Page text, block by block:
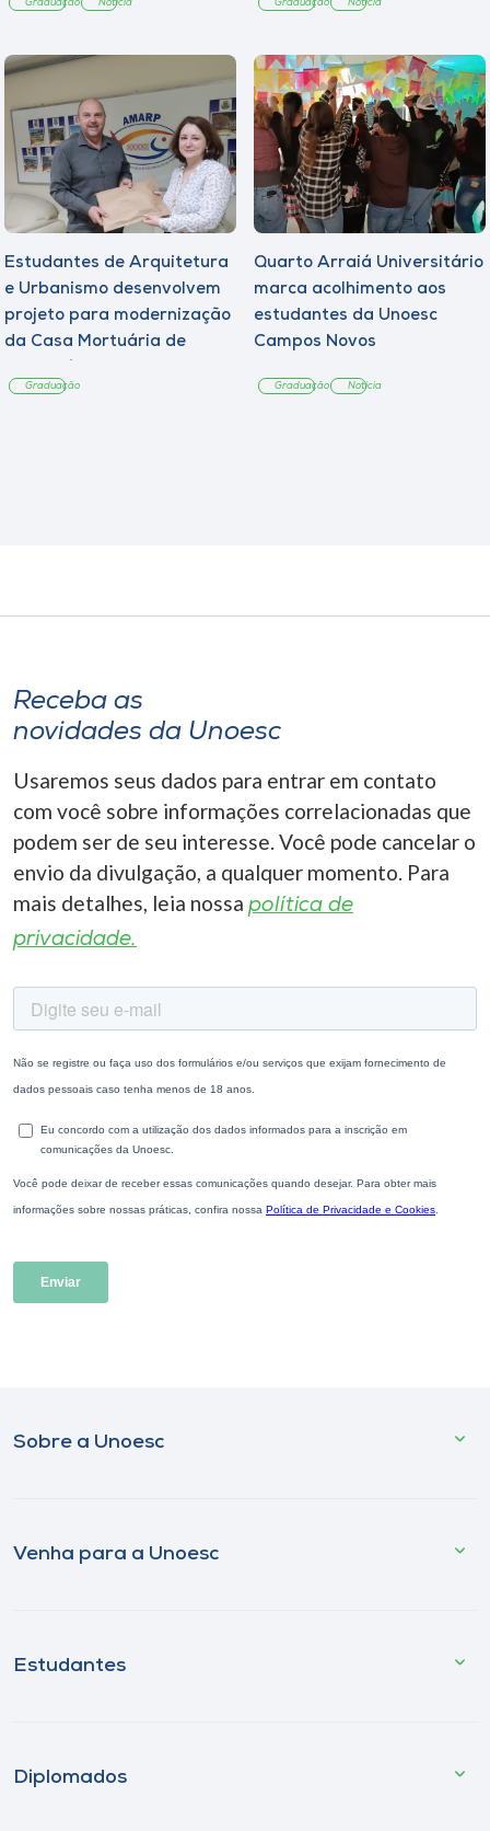
Graduação Notícia Graduação Notícia
Estudantes de Arquitetura
e Urbanismo desenvolvem
projeto para modernização
da Casa Mortuária de
Graduação
Quarto Arraiá Universitário
marca acolhimento aos
estudantes da Unoesc
Campos Novos
Graduação Notícia
Receba as
novidades da Unoesc
Usaremos seus dados para entrar em contato
com você sobre informações correlacionadas que
podem ser de seu interesse. Você pode cancelar o
envio da divulgação, a qualquer momento. Para
mais detalhes, leia nossa política de
privacidade.
Sobre a Unoesc
Venha para a Unoesc
Estudantes
Diplomados